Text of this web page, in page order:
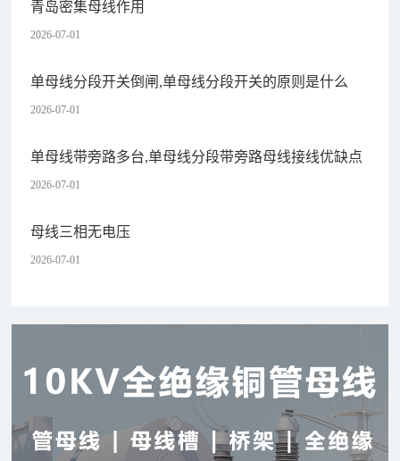
青岛密集母线作用
2026-07-01
单母线分段开关倒闸,单母线分段开关的原则是什么
2026-07-01
单母线带旁路多台,单母线分段带旁路母线接线优缺点
2026-07-01
母线三相无电压
2026-07-01